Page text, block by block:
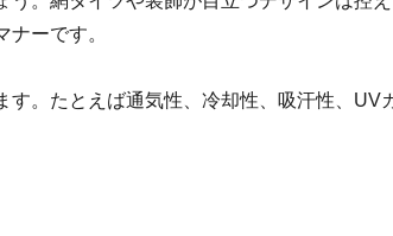
ーです。
。たとえば通気性、冷却性、吸汗性、UV